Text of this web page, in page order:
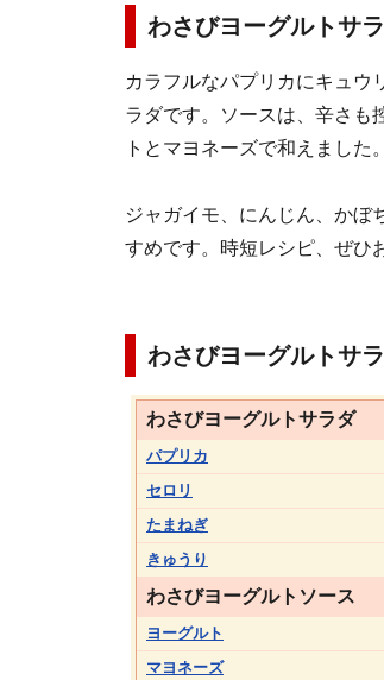
わさびヨーグルトサ
カラフルなパプリカにキュウ
ラダです。ソースは、辛さも
トとマヨネーズで和えました。
ジャガイモ、にんじん、かぼ
すめです。時短レシピ、ぜひ
わさびヨーグルトサ
わさびヨーグルトサラダ
パプリカ
セロリ
たまねぎ
きゅうり
わさびヨーグルトソース
ヨーグルト
マヨネーズ